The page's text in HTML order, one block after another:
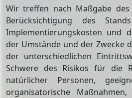
Wir treffen nach Maßgabe
Berücksichtigung des
Implementierungskosten und
der Umstände und der Zwecke
der unterschiedlichen
Schwere des Risikos für die
natürlicher Personen,
organisatorische